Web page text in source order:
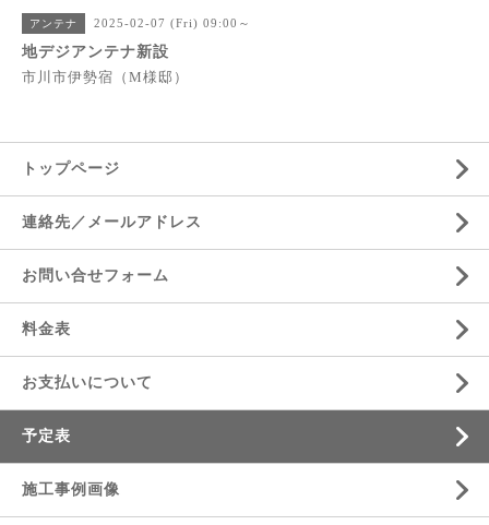
アンテナ 2025-02-07 (Fri) 09:00～
地デジアンテナ新設
市川市伊勢宿（M様邸）
トップページ
連絡先／メールアドレス
お問い合せフォーム
料金表
お支払いについて
予定表
施工事例画像